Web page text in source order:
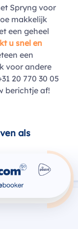
Spryng voor
makkelijk
een geheel
u snel en
een
voor andere
20 770 30 05
berichtje af!
als